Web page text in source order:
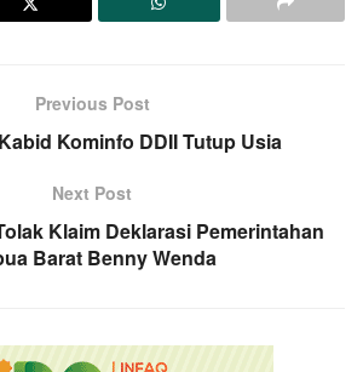
Previous Post
Kominfo DDII Tutup Usia
Next Post
Klaim Deklarasi Pemerintahan
Barat Benny Wenda